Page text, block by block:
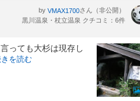
by VMAX1700さん（非公開）
黒川温泉・杖立温泉 クチコミ：6件
っても大杉は現存し
を読む